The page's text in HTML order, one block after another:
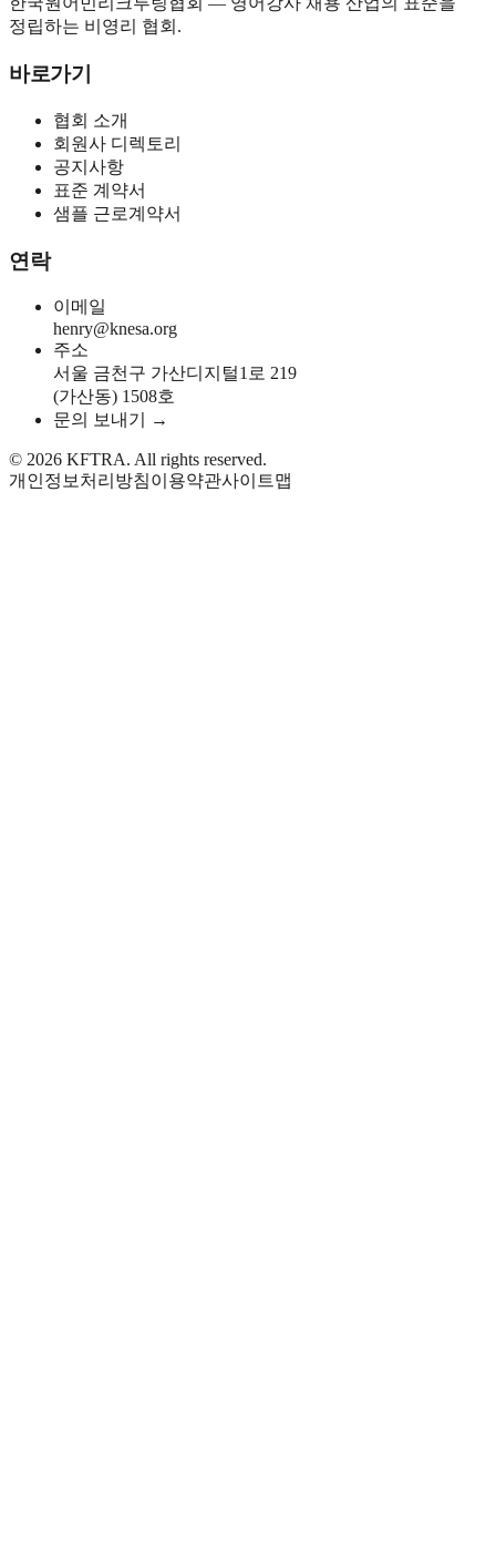
정립하는 비영리 협회.
바로가기
협회 소개
회원사 디렉토리
공지사항
표준 계약서
샘플 근로계약서
연락
이메일
henry@knesa.org
주소
서울 금천구 가산디지털1로 219
(가산동) 1508호
문의 보내기 →
© 2026 KFTRA. All rights reserved.
개인정보처리방침이용약관사이트맵